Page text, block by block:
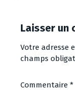
Laisser un
Votre adresse
champs
Commentaire *